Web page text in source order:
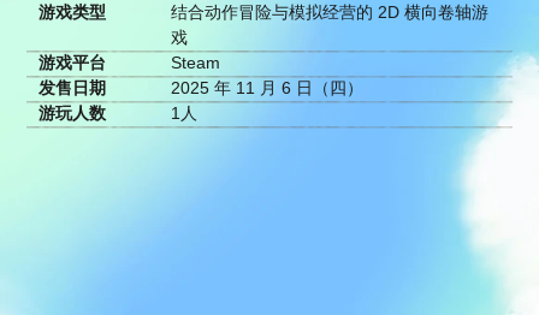
游戏类型
结合动作冒险与模拟经营的 2D 横向卷轴游
戏
游戏平台
Steam
发售日期
2025 年 11 月 6 日（四）
游玩人数
1人